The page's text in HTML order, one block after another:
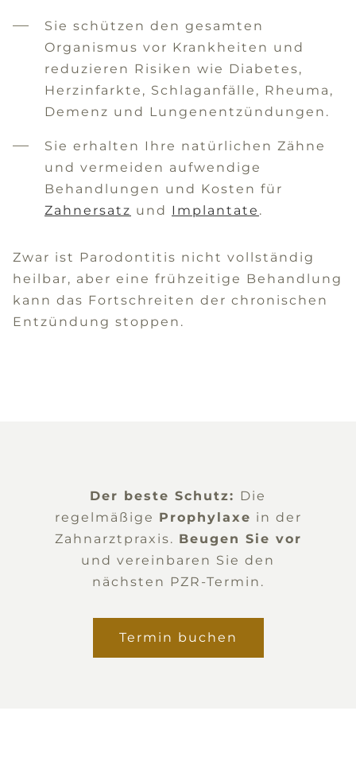
Sie schützen den gesamten
Organismus vor Krankheiten und
reduzieren Risiken wie Diabetes,
Herzinfarkte, Schlaganfälle, Rheuma,
Demenz und Lungenentzündungen.
Sie erhalten Ihre natürlichen Zähne
und vermeiden aufwendige
Behandlungen und Kosten für
Zahnersatz und Implantate .
Zwar ist Parodontitis nicht vollständig
heilbar, aber eine frühzeitige Behandlung
kann das Fortschreiten der chronischen
Entzündung stoppen.
Der beste Schutz: Die
regelmäßige Prophylaxe in der
Zahnarztpraxis. Beugen Sie vor
und vereinbaren Sie den
nächsten PZR-Termin.
Termin buchen